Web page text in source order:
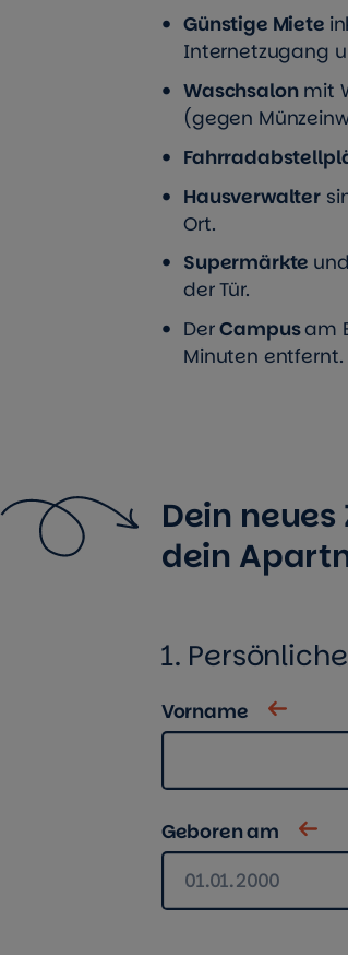
Günstige Miete
Internetzugang
Waschsalonmit
(gegen
Hausverwalter
Ort.
Supermärkte
der Tür.
DerCampusam
Minuten entfernt.
Dein
dein
1.
Vorname
Geboren am